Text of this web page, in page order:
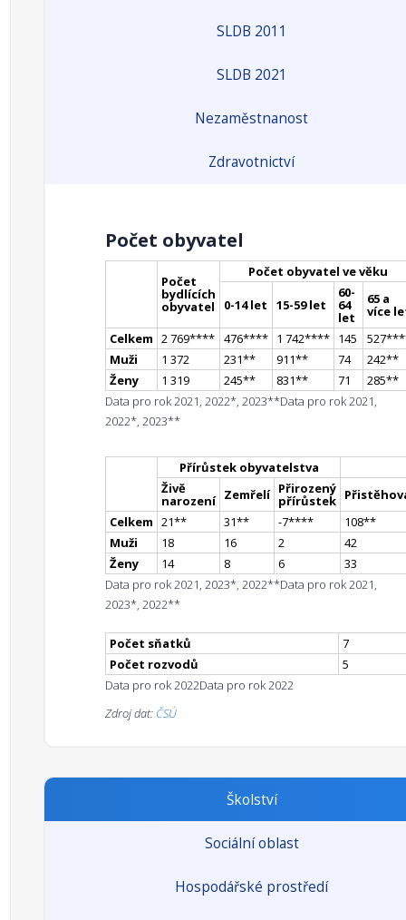
SLDB 2011
SLDB 2021
Nezaměstnanost
Zdravotnictví
Počet obyvatel
Počet
bydlících
obyvatel
Počet obyvatel ve věku
0-14 let 15-59 let
60-
64
let
65 a
více
Celkem 2 769**** 476**** 1 742**** 145 527**
Muži
1 372 231** 911** 74 242**
Ženy
1 319 245** 831** 71 285**
Data pro rok 2021, 2022*, 2023**Data pro rok 2021,
2022*, 2023**
Přírůstek obyvatelstva
Živě
narození Zemřelí Přirozený
přírůstek
Celkem 21** 31** -7**** 108**
Muži
18 16 2
42
Ženy
14 8 6
33
Data pro rok 2021, 2023*, 2022**Data pro rok 2021,
2023*, 2022**
Počet sňatků
7
Počet rozvodů
5
Data pro rok 2022Data pro rok 2022
Zdroj dat: ČSÚ
Školství
Sociální oblast
Hospodářské prostředí